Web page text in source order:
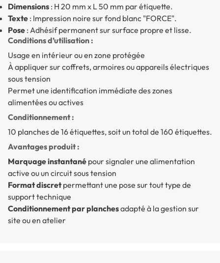
Dimensions : H 20 mm x L 50 mm par étiquette.
Texte : Impression noire sur fond blanc "FORCE".
Pose : Adhésif permanent sur surface propre et lisse.
Conditions d’utilisation :
Usage en intérieur ou en zone protégée
À appliquer sur coffrets, armoires ou appareils électriques
sous tension
Permet une identification immédiate des zones
alimentées ou actives
Conditionnement :
10 planches de 16 étiquettes, soit un total de 160 étiquettes.
Avantages produit :
Marquage instantané pour signaler une alimentation
active ou un circuit sous tension
Format discretpermettant une pose sur tout type de
support technique
Conditionnement par planchesadapté à la gestion sur
site ou en atelier